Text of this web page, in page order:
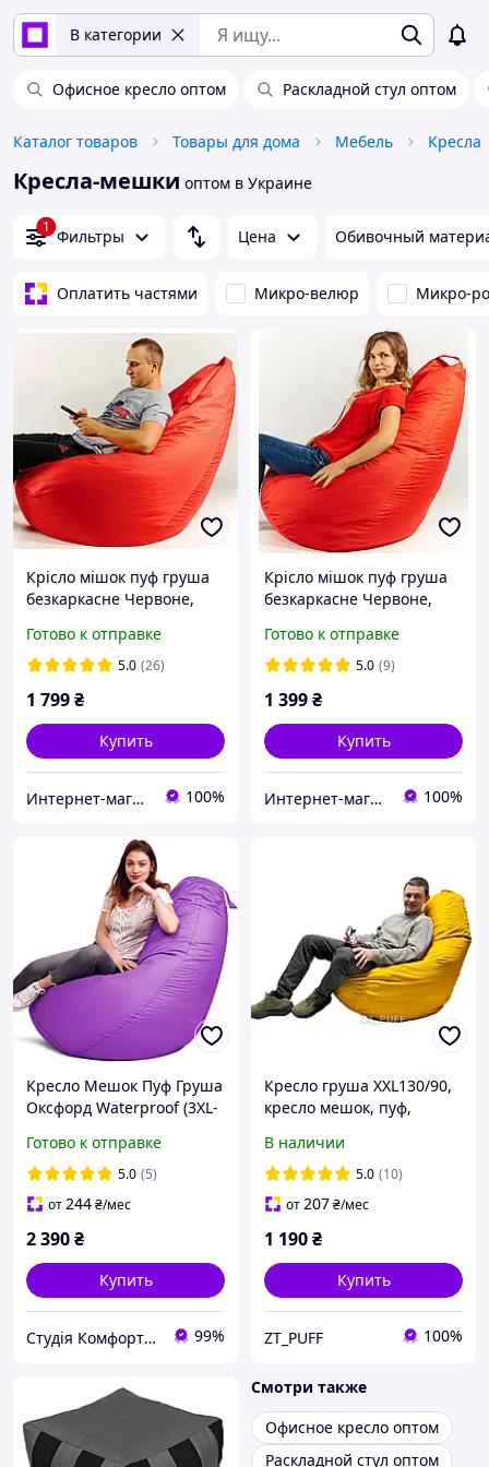
В категории
Офисное кресло оптом Раскладной стул оптом
Каталог товаров Товары для дома Мебель Кресла
Кресла-мешки оптом в Украине
1 Фильтры Цена Обивочный
Оплатить частями Микро-велюр Микро-
Крісло мішок пуф груша
безкаркасне Червоне,
пуфик XХL 150х100см
Красный с внутренним
Готово к отправке
5.0 (26)
1 799₴
Купить
Интернет-магазин "Podarex" 100%
Крісло мішок пуф груша
безкаркасне Червоне,
пуфик ХL 120х85см
Красный с внутренним
Готово к отправке
5.0 (9)
1 399₴
Купить
Интернет-магазин "Podarex" 100%
Кресло Мешок Пуф Груша
Оксфорд Waterproof (3XL-
(сьемный чехол)
Готово к отправке
5.0 (5)
от244₴/мес
2 390₴
Купить
Студія Комфорту - крісла мішки, лежанки для собак, тканини та фурнітура 99%
Кресло груша XXL130/90,
кресло мешок, пуф,
В наличии
5.0 (10)
от207₴/мес
1 190₴
Купить
ZT_PUFF 100%
Смотри также
Офисное кресло оптом
Раскладной стул оптом